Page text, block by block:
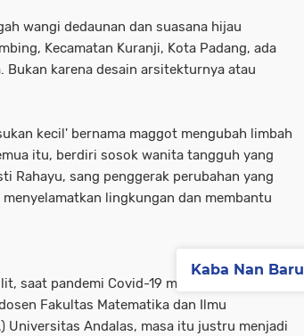
wangi dedaunan dan suasana hijau
Kecamatan Kuranji, Kota Padang, ada
Bukan karena desain arsitekturnya atau
kecil' bernama maggot mengubah limbah
itu, berdiri sosok wanita tangguh yang
Rahayu, sang penggerak perubahan yang
lingkungan dan membantu
saat pandemi Covid-19 mengubah hidup
Fakultas Matematika dan Ilmu
Universitas Andalas, masa itu justru menjadi
Kaba Nan Baru